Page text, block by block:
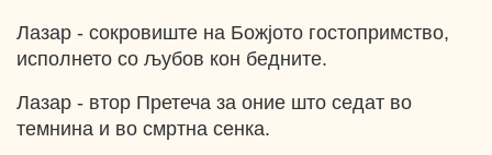
Лазар - сокровиште на Божјото гостопримство,
исполнето со љубов кон бедните.
Лазар - втор Претеча за оние што седат во
темнина и во смртна сенка.